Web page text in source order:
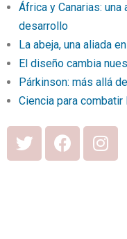
África y Canarias:
desarrollo
La abeja, una aliada
El diseño cambia
Párkinson: más allá
Ciencia para combatir